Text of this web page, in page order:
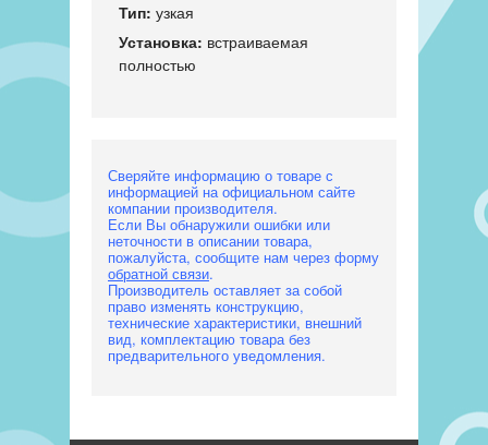
Тип: узкая
Установка: встраиваемая
полностью
Сверяйте информацию о товаре с
информацией на официальном сайте
компании производителя.
Если Вы обнаружили ошибки или
неточности в описании товара,
пожалуйста, сообщите нам через форму
обратной связи.
Производитель оставляет за собой
право изменять конструкцию,
технические характеристики, внешний
вид, комплектацию товара без
предварительного уведомления.